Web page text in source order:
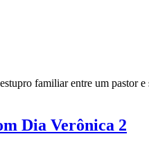
familiar entre um pastor e
Dia Verônica 2